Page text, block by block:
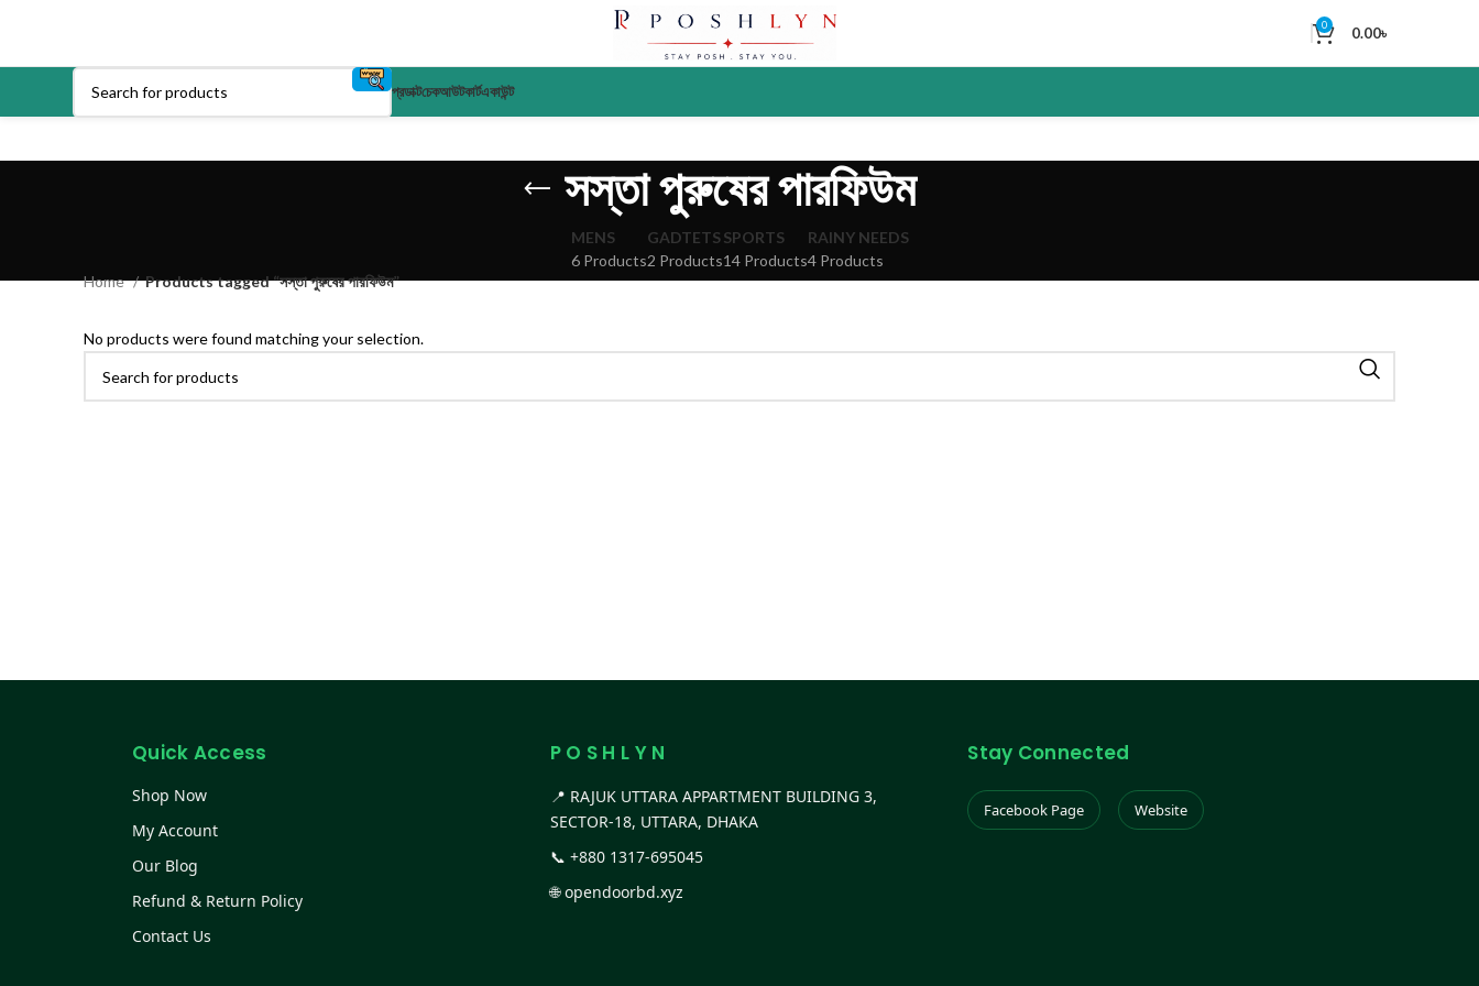
0 0.00৳
প্রডাক্টচেকআউটকার্টএকাউন্ট
সস্তা পুরুষের পারফিউম
MENS
6 Products
GADTETS
2 Products
SPORTS
14 Products
RAINY NEEDS
4 Products
Home
Products tagged “সস্তা পুরুষের পারফিউম”
No products were found matching your selection.
Quick Access
Shop Now
My Account
Our Blog
Refund & Return Policy
Contact Us
P O S H L Y N
📍 RAJUK UTTARA APPARTMENT BUILDING 3,
SECTOR-18, UTTARA, DHAKA
📞 +880 1317-695045
🌐opendoorbd.xyz
Stay Connected
Facebook Page Website